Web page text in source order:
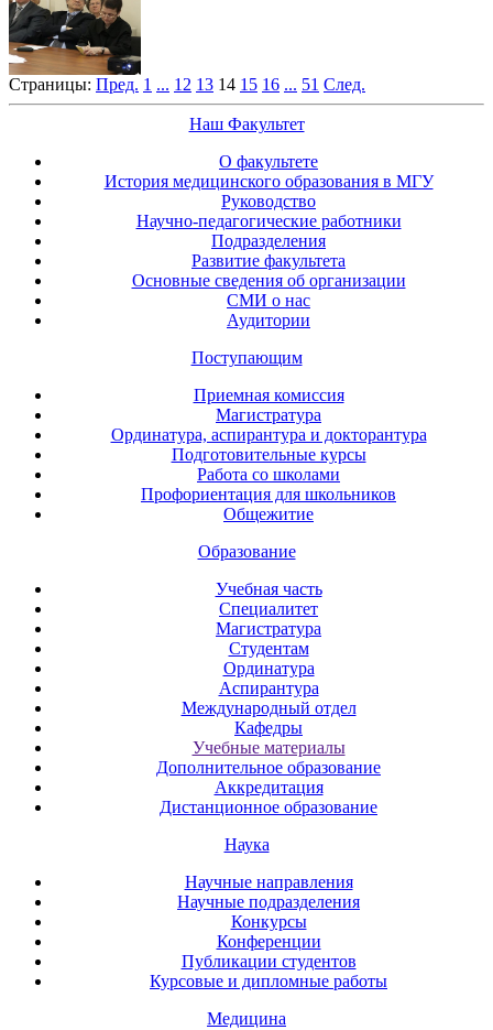
Страницы: Пред. 1 ... 12 13 14 15 16 ... 51 След.
Наш Факультет
О факультете
История медицинского образования в МГУ
Руководство
Научно-педагогические работники
Подразделения
Развитие факультета
Основные сведения об организации
СМИ о нас
Аудитории
Поступающим
Приемная комиссия
Магистратура
Ординатура, аспирантура и докторантура
Подготовительные курсы
Работа со школами
Профориентация для школьников
Общежитие
Образование
Учебная часть
Специалитет
Магистратура
Студентам
Ординатура
Аспирантура
Международный отдел
Кафедры
Учебные материалы
Дополнительное образование
Аккредитация
Дистанционное образование
Наука
Научные направления
Научные подразделения
Конкурсы
Конференции
Публикации студентов
Курсовые и дипломные работы
Медицина